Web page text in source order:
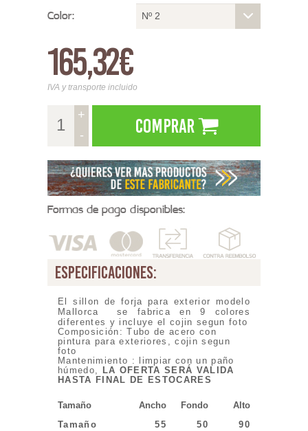
Color: Nº 2
165,32€
IVA y transporte incluido
+
-
Comprar
Formas de pago disponibles:
especificaciones:
El sillon de forja para exterior modelo
Mallorca se fabrica en 9 colores
diferentes y incluye el cojin segun foto
Composición: Tubo de acero con
pintura para exteriores, cojin segun
foto
Mantenimiento : limpiar con un paño
húmedo,
LA OFERTA SERÁ VALIDA
HASTA FINAL DE ESTOCARES
Tamaño Ancho Fondo
Alto
Tamaño
55 50 90